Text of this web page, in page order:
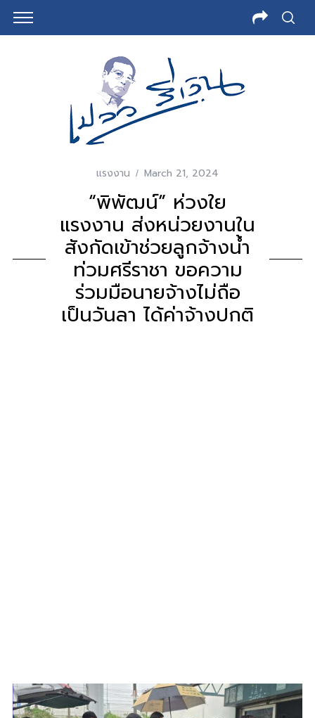
แรงงาน March 21, 2024
“พิพัฒน์” ห่วงใย
แรงงาน ส่งหน่วยงานใน
สังกัดเข้าช่วยลูกจ้างน้ำ
ท่วมศรีราชา ขอความ
ร่วมมือนายจ้างไม่ถือ
เป็นวันลา ได้ค่าจ้างปกติ